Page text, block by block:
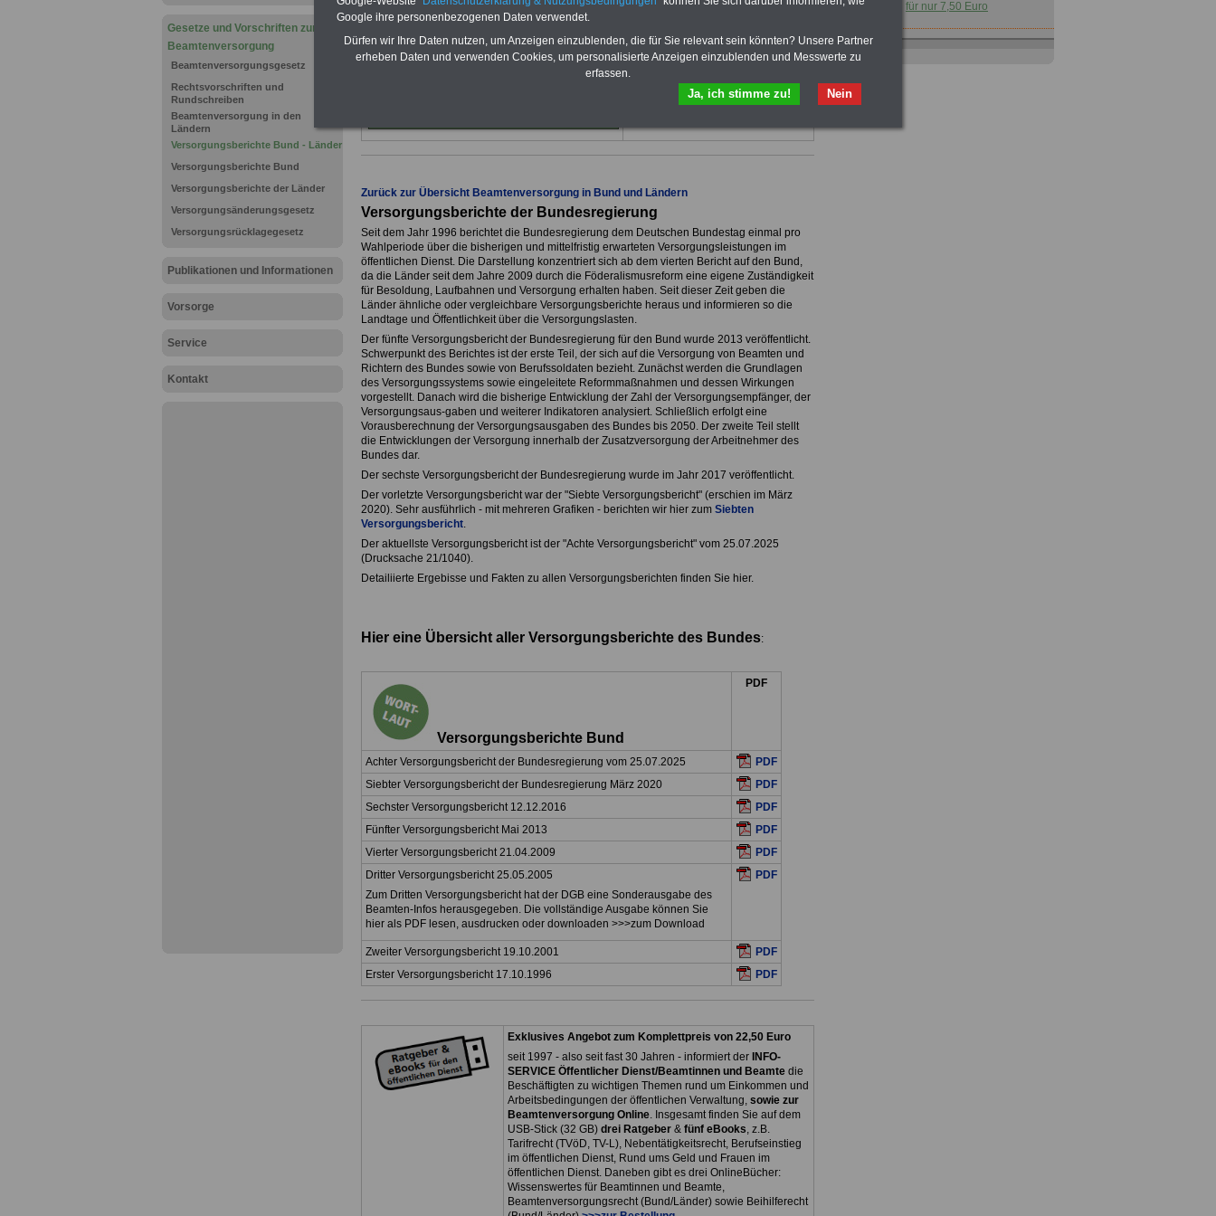
Gesetze und Vorschriften zur
Beamtenversorgung
Beamtenversorgungsgesetz
Rechtsvorschriften und
Rundschreiben
Beamtenversorgung in den
Ländern
Versorgungsberichte Bund - Länder
Versorgungsberichte Bund
Versorgungsberichte der Länder
Versorgungsänderungsgesetz
Versorgungsrücklagegesetz
Publikationen und Informationen
Vorsorge
Service
Kontakt
von 12 Monatenbleiben Sie zu den
Dienst auf dem Laufenden, u.a. auch
zur Beamtenversorgung -Online.
Sie finden im Portal des PDF-
SERVICE zehn Bücher bzw. eBooks
zum herunterladen, lesen und
Zurück zur Übersicht Beamtenversorgung in Bund und Ländern
Versorgungsberichte der Bundesregierung
Seit dem Jahr 1996 berichtet die Bundesregierung dem Deutschen Bundestag einmal pro
Wahlperiode über die bisherigen und mittelfristig erwarteten Versorgungsleistungen im
öffentlichen Dienst. Die Darstellung konzentriert sich ab dem vierten Bericht auf den Bund,
da die Länder seit dem Jahre 2009 durch die Föderalismusreform eine eigene Zuständigkeit
für Besoldung, Laufbahnen und Versorgung erhalten haben. Seit dieser Zeit geben die
Länder ähnliche oder vergleichbare Versorgungsberichte heraus und informieren so die
Landtage und Öffentlichkeit über die Versorgungslasten.
Der fünfte Versorgungsbericht der Bundesregierung für den Bund wurde 2013 veröffentlicht.
Schwerpunkt des Berichtes ist der erste Teil, der sich auf die Versorgung von Beamten und
Richtern des Bundes sowie von Berufssoldaten bezieht. Zunächst werden die Grundlagen
des Versorgungssystems sowie eingeleitete Reformmaßnahmen und dessen Wirkungen
vorgestellt. Danach wird die bisherige Entwicklung der Zahl der Versorgungsempfänger, der
Versorgungsaus-gaben und weiterer Indikatoren analysiert. Schließlich erfolgt eine
Vorausberechnung der Versorgungsausgaben des Bundes bis 2050. Der zweite Teil stellt
die Entwicklungen der Versorgung innerhalb der Zusatzversorgung der Arbeitnehmer des
Bundes dar.
Der sechste Versorgungsbericht der Bundesregierung wurde im Jahr 2017 veröffentlicht.
Der vorletzte Versorgungsbericht war der "Siebte Versorgungsbericht" (erschien im März
2020). Sehr ausführlich - mit mehreren Grafiken - berichten wir hier zum Siebten
Versorgungsbericht.
Der aktuellste Versorgungsbericht ist der "Achte Versorgungsbericht" vom 25.07.2025
(Drucksache 21/1040).
Detailiierte Ergebisse und Fakten zu allen Versorgungsberichten finden Sie hier.
Hier eine Übersicht aller Versorgungsberichte des Bundes:
Versorgungsberichte Bund
PDF
Achter Versorgungsbericht der Bundesregierung vom 25.07.2025
PDF
Siebter Versorgungsbericht der Bundesregierung März 2020
PDF
Sechster Versorgungsbericht 12.12.2016
PDF
Fünfter Versorgungsbericht Mai 2013
PDF
Vierter Versorgungsbericht 21.04.2009
PDF
Dritter Versorgungsbericht 25.05.2005
Zum Dritten Versorgungsbericht hat der DGB eine Sonderausgabe des
Beamten-Infos herausgegeben. Die vollständige Ausgabe können Sie
hier als PDF lesen, ausdrucken oder downloaden >>>zum Download
PDF
Zweiter Versorgungsbericht 19.10.2001
PDF
Erster Versorgungsbericht 17.10.1996
PDF
Exklusives Angebot zum Komplettpreis von 22,50 Euro
seit 1997 - also seit fast 30 Jahren - informiert der INFO-
SERVICE Öffentlicher Dienst/Beamtinnen und Beamtedie
Beschäftigten zu wichtigen Themen rund um Einkommen und
Arbeitsbedingungen der öffentlichen Verwaltung,sowie zur
Beamtenversorgung Online. Insgesamt finden Sie auf dem
USB-Stick (32 GB) drei Ratgeber& fünf eBooks, z.B.
Tarifrecht (TVöD, TV-L), Nebentätigkeitsrecht, Berufseinstieg
im öffentlichen Dienst, Rund ums Geld und Frauen im
öffentlichen Dienst. Daneben gibt es drei OnlineBücher:
Wissenswertes für Beamtinnen und Beamte,
Beamtenversorgungsrecht (Bund/Länder) sowie Beihilferecht
für nur 7,50 Euro
Nebenberufler aufpassen: mit dem
OnlineBuch Nebentätigkeit sind Sie
Google ihre personenbezogenen Daten verwendet.
Dürfen wir Ihre Daten nutzen, um Anzeigen einzublenden, die für Sie relevant sein könnten? Unsere Partner
erheben Daten und verwenden Cookies, um personalisierte Anzeigen einzublenden und Messwerte zu
erfassen.
Nein
Ja, ich stimme zu!